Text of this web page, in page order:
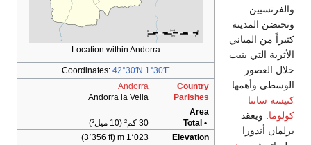
Location within Andorra
Coordinates: 42°30′N 1°30′E
Country
Andorra
Parishes
Andorra la Vella
Area
• Total
30 كم² (10 ميل²)
Elevation
1٬023 m (3٬356 ft)
والفرنسيين.
وتحتضن المدينة
كثيراً من المباني
الأثرية التي بنيت
خلال العصور
الوسطى وأهمها
كنيسة سانتا
كولوما . ويعقد
برلمان أندورا